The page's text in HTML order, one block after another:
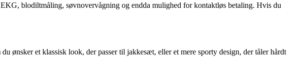
blodiltmåling, søvnovervågning og endda mulighed for kontaktløs betaling. Hvis du
ønsker et klassisk look, der passer til jakkesæt, eller et mere sporty design, der tåler hårdt